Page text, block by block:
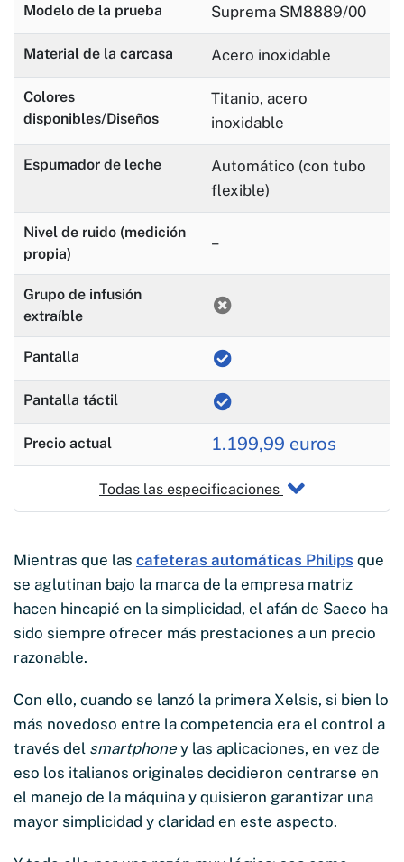
Modelo de la prueba Suprema SM8889/00
Material de la carcasa Acero inoxidable
Colores
disponibles/Diseños
Titanio, acero
inoxidable
Espumador de leche
Automático (con tubo
flexible)
Nivel de ruido (medición
propia)
–
Grupo de infusión
extraíble
Pantalla
Pantalla táctil
Precio actual 1.199,99 euros
Todas las especificaciones
Mientras que las cafeteras automáticas Philips que
se aglutinan bajo la marca de la empresa matriz
hacen hincapié en la simplicidad, el afán de Saeco ha
sido siempre ofrecer más prestaciones a un precio
razonable.
Con ello, cuando se lanzó la primera Xelsis, si bien lo
más novedoso entre la competencia era el control a
través del smartphone y las aplicaciones, en vez de
eso los italianos originales decidieron centrarse en
el manejo de la máquina y quisieron garantizar una
mayor simplicidad y claridad en este aspecto.